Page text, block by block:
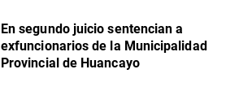
En segundo juicio sentencian a
exfuncionarios de la Municipalidad
Provincial de Huancayo